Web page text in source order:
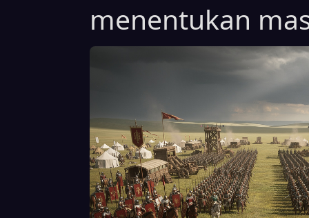
menentukan